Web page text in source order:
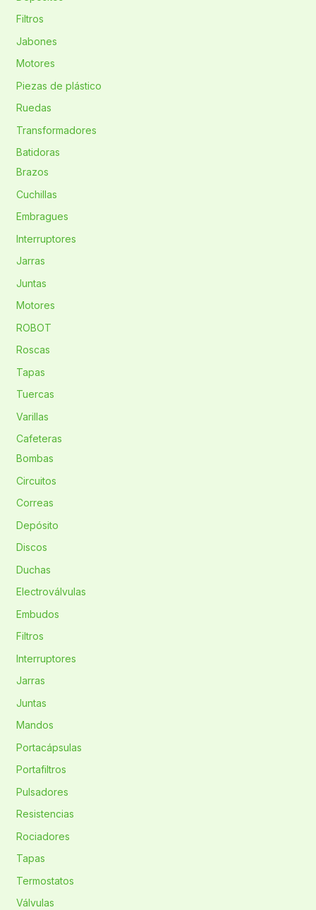
Filtros
Jabones
Motores
Piezas de plástico
Ruedas
Transformadores
Batidoras
Brazos
Cuchillas
Embragues
Interruptores
Jarras
Juntas
Motores
ROBOT
Roscas
Tapas
Tuercas
Varillas
Cafeteras
Bombas
Circuitos
Correas
Depósito
Discos
Duchas
Electroválvulas
Embudos
Filtros
Interruptores
Jarras
Juntas
Mandos
Portacápsulas
Portafiltros
Pulsadores
Resistencias
Rociadores
Tapas
Termostatos
Válvulas